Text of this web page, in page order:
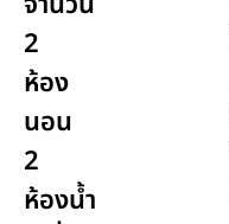
2
ห้อง
นอน
2
ห้องน้ำ